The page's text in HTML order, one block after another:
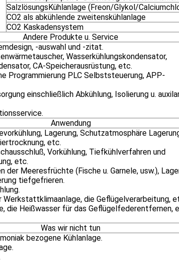
SalzlösungsKühlanlage (Freon/Glykol/
CO2 als abkühlende zweitenskühlanlage
CO2 Kaskadensystem
Andere Produkte u. Service
-auswahl und -zitat.
Wasserkühlungskondensator,
CA-Speicherausrüstung, etc.
Programmierung PLC Selbststeuerung, APP-
einschließlich Abkühlung, Isolierung u.
Anwendung
Lagerung, Schutzatmosphäre
etc.
Vorkühlung, Tiefkühlverfahren und
etc.
der Meeresfrüchte (Fische u. Garnele, usw.),
tiefgefrieren.
Werkstattklimaanlage, die Geflügelverarbeitung,
die Heißwasser für das Geflügelfederentfernen,
Was wir nicht tun
bezogene Kühlanlage.